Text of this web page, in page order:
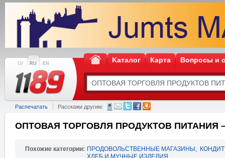
LV RU EN Kаталог Карта Вопросы и
Распечатать Расскажи другим:
ОПТОВАЯ ТОРГОВЛЯ ПРОДУКТОВ ПИТАНИЯ –
Похожие категории: ПРОДОВОЛЬСТВЕННЫЕ МАГАЗИНЫ ,
ХЛЕБ И МУЧНЫЕ ИЗДЕЛИЯ